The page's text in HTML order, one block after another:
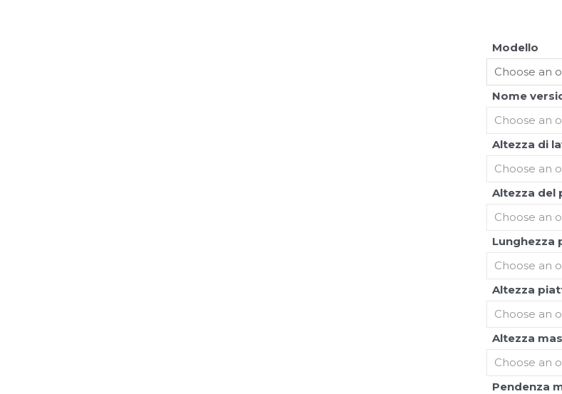
Fronius
Modello
Nome
Altezza di
Altezza del
Lunghezza
Altezza
Altezza
Pendenza